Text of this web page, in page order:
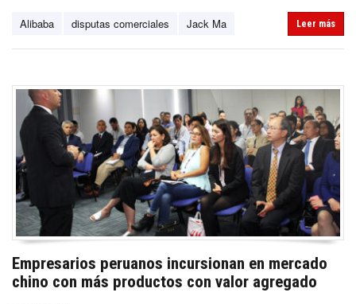
Alibaba disputas comerciales Jack Ma Leer más
Empresarios peruanos incursionan en mercado
chino con más productos con valor agregado